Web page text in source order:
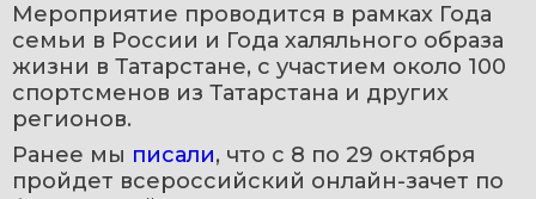
Мероприятие проводится в рамках Года
семьи в России и Года халяльного образа
жизни в Татарстане, с участием около 100
спортсменов из Татарстана и других
регионов.
Ранее мы писали, что с 8 по 29 октября
пройдет всероссийский онлайн-зачет по